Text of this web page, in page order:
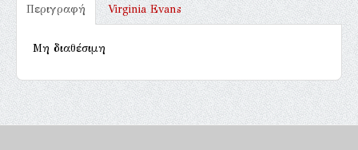
Περιγραφή Virginia Evans
Μη διαθέσιμη